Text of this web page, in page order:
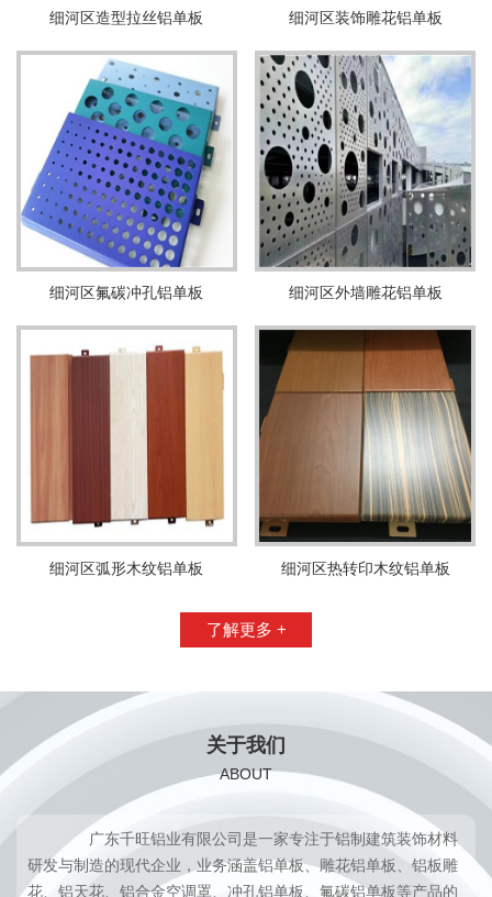
细河区造型拉丝铝单板 细河区装饰雕花铝单板
细河区氟碳冲孔铝单板 细河区外墙雕花铝单板
细河区弧形木纹铝单板 细河区热转印木纹铝单板
了解更多 +
关于我们
ABOUT
广东千旺铝业有限公司是一家专注于铝制建筑装饰材料
研发与制造的现代企业，业务涵盖铝单板、雕花铝单板、铝板雕
花、铝天花、铝合金空调罩、冲孔铝单板、氟碳铝单板等产品的